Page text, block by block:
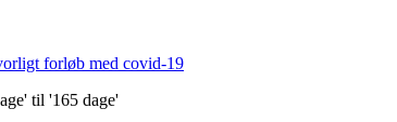
forløb med covid-19
til '165 dage'